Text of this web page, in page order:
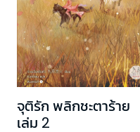
จุติรัก พลิกชะตาร้าย
เล่ม 2